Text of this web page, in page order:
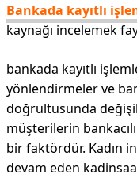
Bankada kayıtlı
kaynağı incelemek
bankada kayıtlı
yönlendirmeler ve
doğrultusunda
müşterilerin
bir faktördür. Kadın
devam eden